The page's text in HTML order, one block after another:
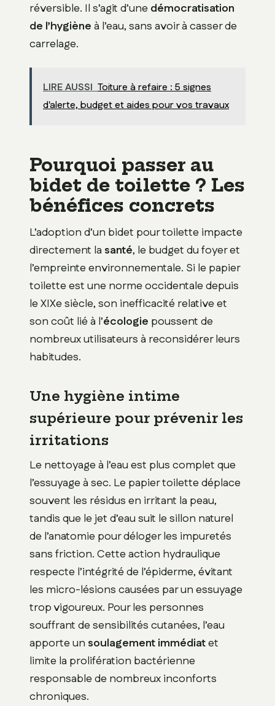
réversible. Il s’agit d’unedémocratisation
de l’hygièneà l’eau, sans avoir à casser de
carrelage.
LIRE AUSSI Toiture à refaire : 5 signes
d'alerte, budget et aides pour vos travaux
Pourquoi passer au
bidet de toilette ? Les
bénéfices concrets
L’adoption d’un bidet pour toilette impacte
directement la santé, le budget du foyer et
l’empreinte environnementale. Si le papier
toilette est une norme occidentale depuis
le XIXe siècle, son inefficacité relative et
son coût lié à l’écologie poussent de
nombreux utilisateurs à reconsidérer leurs
habitudes.
Une hygiène intime
supérieure pour prévenir les
irritations
Le nettoyage à l’eau est plus complet que
l’essuyage à sec. Le papier toilette déplace
souvent les résidus en irritant la peau,
tandis que le jet d’eau suit le sillon naturel
de l’anatomie pour déloger les impuretés
sans friction. Cette action hydraulique
respecte l’intégrité de l’épiderme, évitant
les micro-lésions causées par un essuyage
trop vigoureux. Pour les personnes
souffrant de sensibilités cutanées, l’eau
apporte un soulagement immédiatet
limite la prolifération bactérienne
responsable de nombreux inconforts
chroniques.